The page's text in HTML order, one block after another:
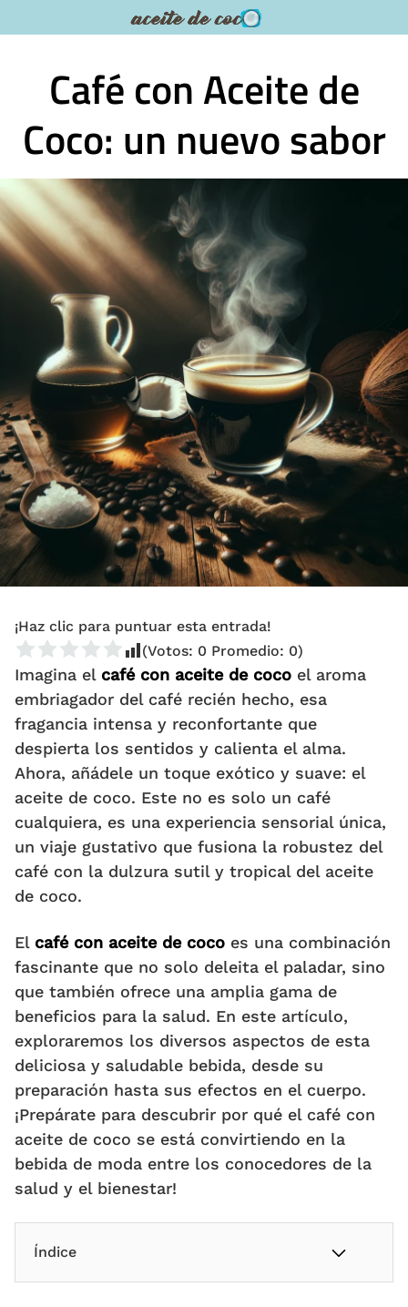
al
Café con Aceite de
Coco: un nuevo sabor
¡Haz clic para puntuar esta entrada!
(Votos: 0 Promedio: 0)
Imagina el café con aceite de coco el aroma
embriagador del café recién hecho, esa
fragancia intensa y reconfortante que
despierta los sentidos y calienta el alma.
Ahora, añádele un toque exótico y suave: el
aceite de coco. Este no es solo un café
cualquiera, es una experiencia sensorial única,
un viaje gustativo que fusiona la robustez del
café con la dulzura sutil y tropical del aceite
de coco.
El café con aceite de coco es una combinación
fascinante que no solo deleita el paladar, sino
que también ofrece una amplia gama de
beneficios para la salud. En este artículo,
exploraremos los diversos aspectos de esta
deliciosa y saludable bebida, desde su
preparación hasta sus efectos en el cuerpo.
¡Prepárate para descubrir por qué el café con
aceite de coco se está convirtiendo en la
bebida de moda entre los conocedores de la
salud y el bienestar!
Índice